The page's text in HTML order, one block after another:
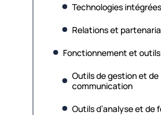
Technologies intégrées
Relations et
Fonctionnement et
Outils de gestion et de
communication
Outils d’analyse et de